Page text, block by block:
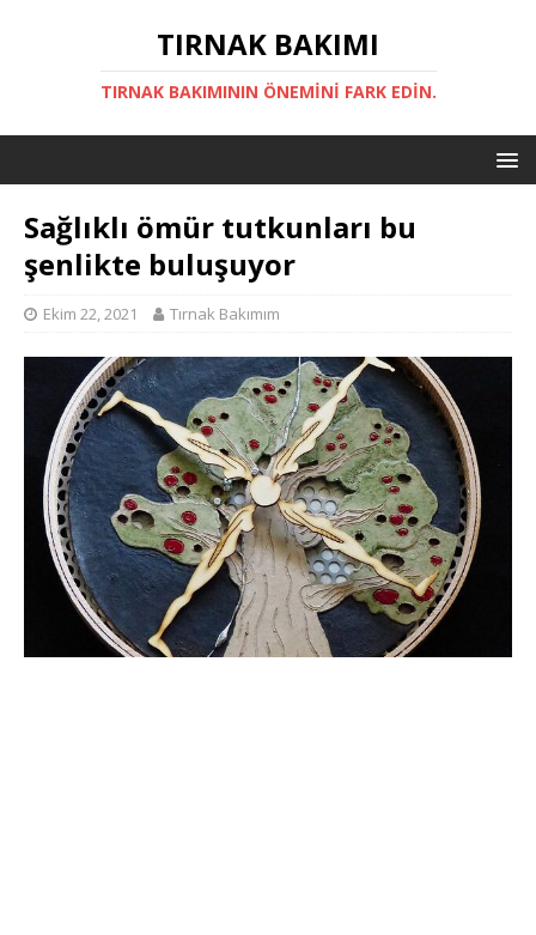
TIRNAK BAKIMI
TIRNAK BAKIMININ ÖNEMINI FARK EDIN.
Sağlıklı ömür tutkunları bu
şenlikte buluşuyor
Ekim 22, 2021 Tırnak Bakımım